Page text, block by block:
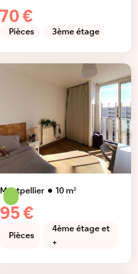
€
Pièces 3ème étage
Montpellier 10m²
€
Pièces
4ème étage et
+